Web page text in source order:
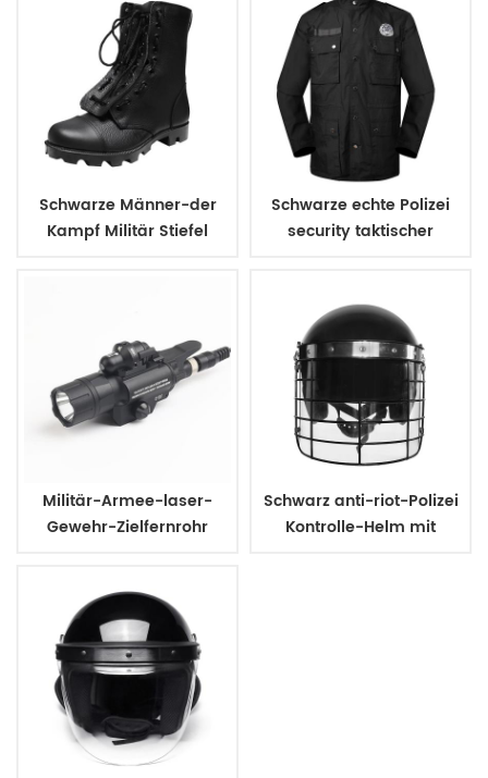
Schwarze Männer-der
Kampf Militär Stiefel
Schwarze echte Polizei
security taktischer
Militär-Armee-laser-
Gewehr-Zielfernrohr
Schwarz anti-riot-Polizei
Kontrolle-Helm mit